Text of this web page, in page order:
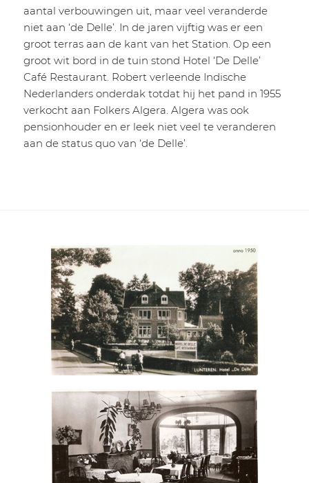
aantal verbouwingen uit, maar veel veranderde
niet aan ‘de Delle’. In de jaren vijftig was er een
groot terras aan de kant van het Station. Op een
groot wit bord in de tuin stond Hotel ‘De Delle’
Café Restaurant. Robert verleende Indische
Nederlanders onderdak totdat hij het pand in 1955
verkocht aan Folkers Algera. Algera was ook
pensionhouder en er leek niet veel te veranderen
aan de status quo van ‘de Delle’.